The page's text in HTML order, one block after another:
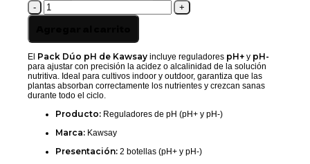
KAWSAY
-
PH
cantidad
El Pack Dúo pH de Kawsay incluye reguladores pH+ y pH-
para ajustar con precisión la acidez o alcalinidad de la solución
nutritiva. Ideal para cultivos indoor y outdoor, garantiza que las
plantas absorban correctamente los nutrientes y crezcan sanas
durante todo el ciclo.
Producto: Reguladores de pH (pH+ y pH-)
Marca: Kawsay
Presentación: 2 botellas (pH+ y pH-)